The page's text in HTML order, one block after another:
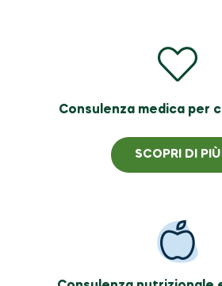
Consulenza medica per
SCOPRI DI PIÙ